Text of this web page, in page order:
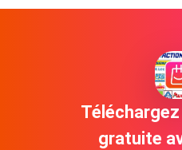
gratuite